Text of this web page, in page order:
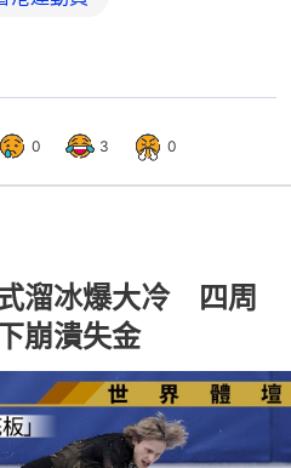
0 3 0
溜冰爆大冷 四周
崩潰失金